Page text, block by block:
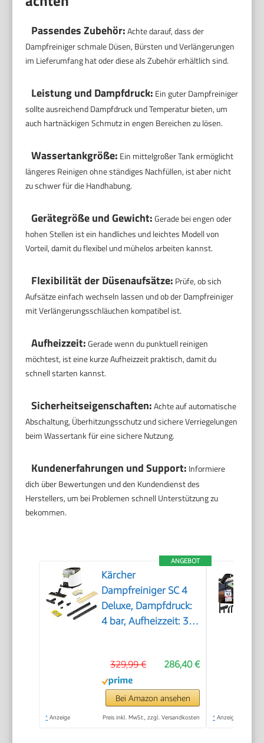
Passendes Zubehör:Achte darauf, dass der
Dampfreiniger schmale Düsen, Bürsten und Verlängerungen
im Lieferumfang hat oder diese als Zubehör erhältlich sind.
Leistung und Dampfdruck: Ein guter Dampfreiniger
sollte ausreichend Dampfdruck und Temperatur bieten, um
auch hartnäckigen Schmutz in engen Bereichen zu lösen.
Wassertankgröße: Ein mittelgroßer Tank ermöglicht
längeres Reinigen ohne ständiges Nachfüllen, ist aber nicht
zu schwer für die Handhabung.
Gerätegröße und Gewicht:Gerade bei engen oder
hohen Stellen ist ein handliches und leichtes Modell von
Vorteil, damit du flexibel und mühelos arbeiten kannst.
Flexibilität der Düsenaufsätze: Prüfe, ob sich
Aufsätze einfach wechseln lassen und ob der Dampfreiniger
mit Verlängerungsschläuchen kompatibel ist.
Aufheizzeit:Gerade wenn du punktuell reinigen
möchtest, ist eine kurze Aufheizzeit praktisch, damit du
schnell starten kannst.
Sicherheitseigenschaften:Achte auf automatische
Abschaltung, Überhitzungsschutz und sichere Verriegelungen
beim Wassertank für eine sichere Nutzung.
Kundenerfahrungen und Support: Informiere
dich über Bewertungen und den Kundendienst des
Herstellers, um bei Problemen schnell Unterstützung zu
bekommen.
ANGEBOT
Kärcher
Dampfreiniger SC 4
Deluxe, Dampfdruck:
4 bar, Aufheizzeit: 3
inkl.
Bodenreinigungsset
EasyFix, Düsen,
Mikrofaser-Überzug
286,40 €
329,99 €
Bei Amazon ansehen
* Anzeige Preis inkl. MwSt., zzgl. Versandkosten * Anzeige